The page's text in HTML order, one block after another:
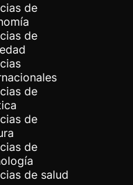
de
de
de
de
de
de salud